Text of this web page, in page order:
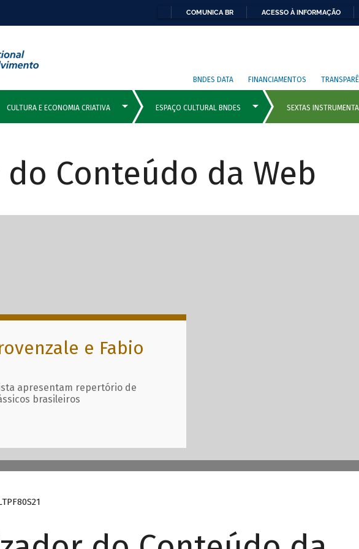
COMUNICA BR ACESSO À INFORMAÇÃO
BNDES DATA FINANCIAMENTOS
Conteúdo da Web
com
e Fabio
apresentam repertório de
brasileiros